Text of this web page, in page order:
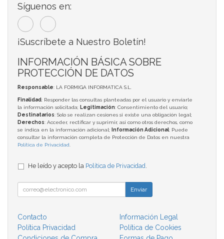
Síguenos en:
¡Suscríbete a Nuestro Boletín!
INFORMACIÓN BÁSICA SOBRE
PROTECCIÓN DE DATOS
Responsable: LA FORMIGA INFORMATICA S.L.
Finalidad: Responder las consultas planteadas por el usuario y enviarle
la información solicitada; Legitimación: Consentimiento del usuario;
Destinatarios: Solo se realizan cesiones si existe una obligación legal;
Derechos: Acceder, rectificar y suprimir, así como otros derechos, como
se indica en la información adicional;
Información Adicional: Puede
consultar la información completa de Protección de Datos en nuestra
Política de Privacidad
He leído y acepto la Política de Privacidad
Enviar
Contacto
Información Legal
Política Privacidad
Política de Cookies